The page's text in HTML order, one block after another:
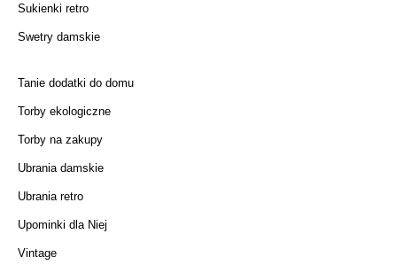
Sukienki retro
Swetry damskie
Tanie dodatki do domu
Torby ekologiczne
Torby na zakupy
Ubrania damskie
Ubrania retro
Upominki dla Niej
Vintage